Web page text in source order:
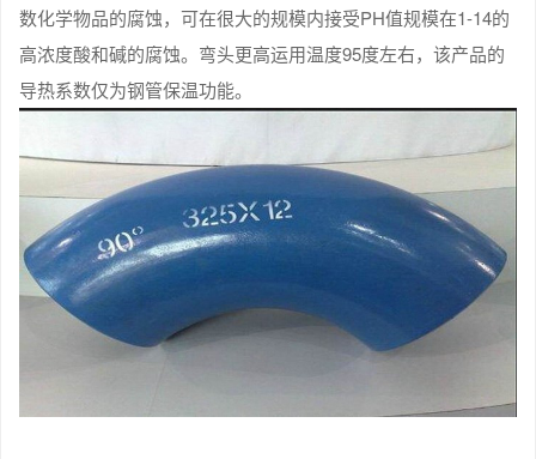
数化学物品的腐蚀，可在很大的规模内接受PH值规模在1-14的
高浓度酸和碱的腐蚀。弯头更高运用温度95度左右，该产品的
导热系数仅为钢管保温功能。